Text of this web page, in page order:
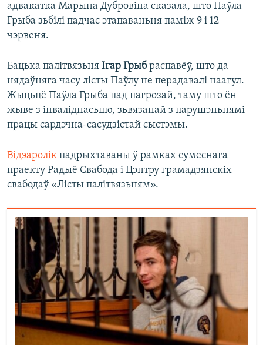
адвакатка Марына Дубровіна сказала, што Паўла
Грыба зьбілі падчас этапаваньня паміж 9 і 12
чэрвеня.
Бацька палітвязьня Ігар Грыбраспавёў, што да
нядаўняга часу лісты Паўлу не перадавалі наагул.
Жыцьцё Паўла Грыба пад пагрозай, таму што ён
жыве з інваліднасьцю, зьвязанай з парушэньнямі
працы сардэчна-сасудзістай сыстэмы.
Відэаролік падрыхтаваны ў рамках сумеснага
праекту Радыё Свабода і Цэнтру грамадзянскіх
свабодаў «Лісты палітвязьням».